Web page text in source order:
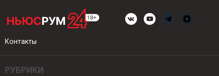
Контакты
РУБРИКИ